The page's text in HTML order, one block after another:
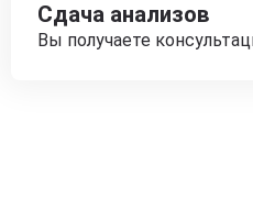
Сдача анализов
Вы получаете